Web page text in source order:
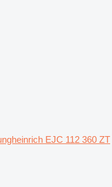
EJC 112 360 ZT